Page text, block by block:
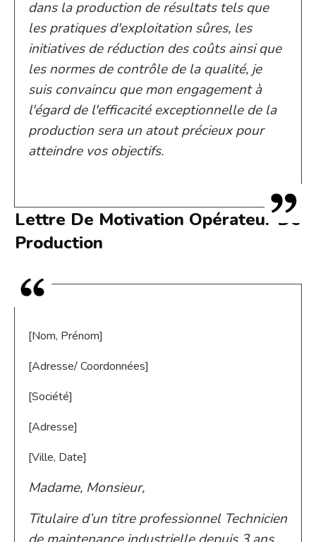
dans la production de résultats tels que
les pratiques d'exploitation sûres, les
initiatives de réduction des coûts ainsi que
les normes de contrôle de la qualité, je
suis convaincu que mon engagement à
l'égard de l'efficacité exceptionnelle de la
production sera un atout précieux pour
atteindre vos objectifs.
Lettre De Motivation Opérateur De
Production
[Nom, Prénom]
[Adresse/ Coordonnées]
[Société]
[Adresse]
[Ville, Date]
Madame, Monsieur,
Titulaire d’un titre professionnel Technicien